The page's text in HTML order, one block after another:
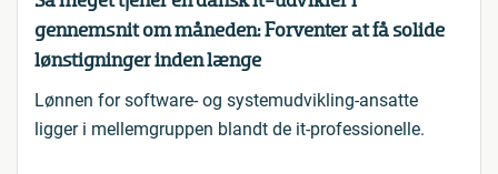
gennemsnit om måneden: Forventer at få solide
lønstigninger inden længe
Lønnen for software- og systemudvikling-ansatte
ligger i mellemgruppen blandt de it-professionelle.